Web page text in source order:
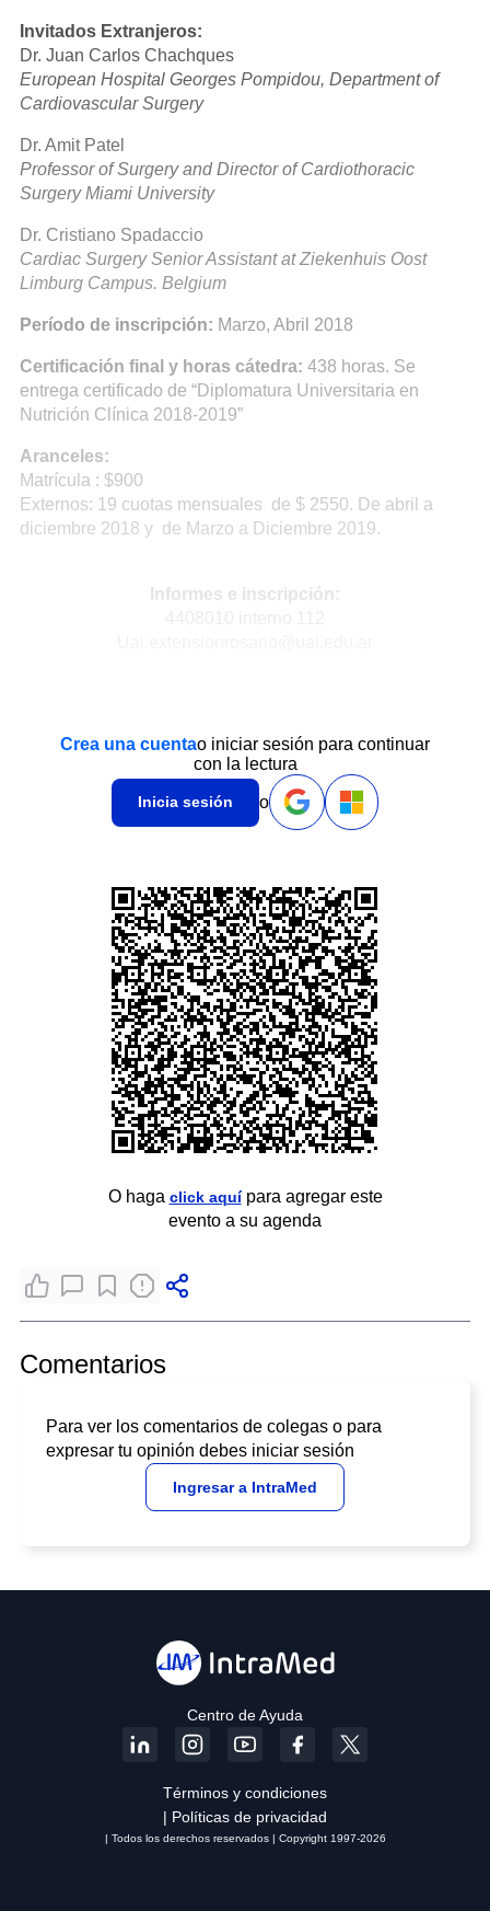
Invitados Extranjeros:
Dr. Juan Carlos Chachques
European Hospital Georges Pompidou, Department of
Cardiovascular Surgery
Dr. Amit Patel
Professor of Surgery and Director of Cardiothoracic
Surgery Miami University
Dr. Cristiano Spadaccio
Cardiac Surgery Senior Assistant at Ziekenhuis Oost
Limburg Campus. Belgium
Período de inscripción: Marzo, Abril 2018
Certificación final y horas cátedra: 438 horas. Se
entrega certificado de “Diplomatura Universitaria en
Nutrición Clínica 2018-2019”
Aranceles:
Matrícula : $900
Externos: 19 cuotas mensuales de $ 2550. De abril a
diciembre 2018 y de Marzo a Diciembre 2019.
Informes e inscripción:
Crea una cuentao iniciar sesión para continuar
con la lectura
Inicia sesión o
O haga click aquípara agregar este
evento a su agenda
Comentarios
Para ver los comentarios de colegas o para
expresar tu opinión debes iniciar sesión
Ingresar a IntraMed
Centro de Ayuda
Términos y condiciones
| Políticas de privacidad
| Todos los derechos reservados | Copyright 1997-2026